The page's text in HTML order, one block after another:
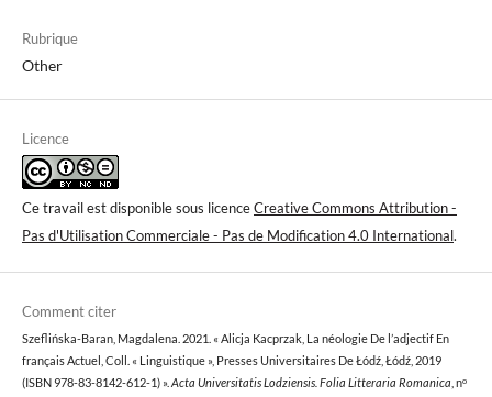
Rubrique
Other
Licence
Ce travail est disponible sous licenceCreative Commons Attribution -
Pas d'Utilisation Commerciale - Pas de Modification 4.0 International.
Comment citer
Szeflińska-Baran, Magdalena. 2021. « Alicja Kacprzak, La néologie De l’adjectif En
français Actuel, Coll. « Linguistique », Presses Universitaires De Łódź, Łódź, 2019
(ISBN 978-83-8142-612-1) ». Acta Universitatis Lodziensis. Folia Litteraria Romanica , nᵒ